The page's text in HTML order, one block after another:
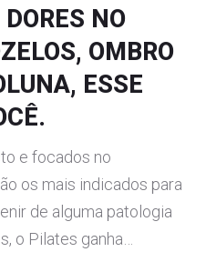
NO
OMBRO
ESSE
e focados no
os mais indicados para
de alguma patologia
o Pilates ganha…